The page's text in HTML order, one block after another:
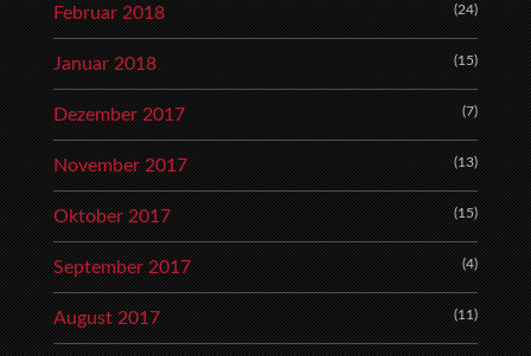
Februar 2018 (24)
Januar 2018 (15)
Dezember 2017 (7)
November 2017 (13)
Oktober 2017 (15)
September 2017 (4)
August 2017 (11)